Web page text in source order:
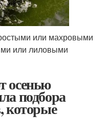
или махровыми
или лиловыми
осенью
подбора
которые